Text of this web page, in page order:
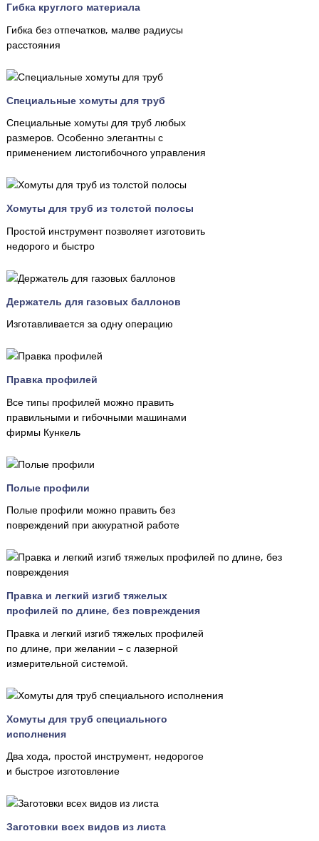
Гибка круглого материала
Гибка без отпечатков, малве радиусы
расстояния
Специальные хомуты для труб
Специальные хомуты для труб любых
размеров. Особенно элегантны с
применением листогибочного управления
Хомуты для труб из толстой полосы
Простой инструмент позволяет изготовить
недорого и быстро
Держатель для газовых баллонов
Изготавливается за одну операцию
Правка профилей
Все типы профилей можно править
правильными и гибочными машинами
фирмы Кункель
Полые профили
Полые профили можно править без
повреждений при аккуратной работе
Правка и легкий изгиб тяжелых
профилей по длине, без повреждения
Правка и легкий изгиб тяжелых профилей
по длине, при желании – с лазерной
измерительной системой.
Хомуты для труб специального
исполнения
Два хода, простой инструмент, недорогое
и быстрое изготовление
Заготовки всех видов из листа